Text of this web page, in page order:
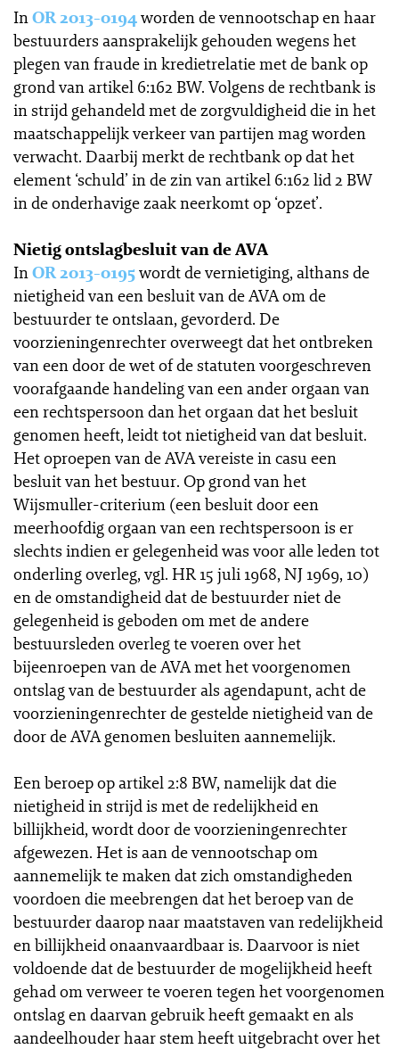
InOR 2013-0194worden de vennootschap en haar
bestuurders aansprakelijk gehouden wegens het
plegen van fraude in kredietrelatie met de bank op
grond van artikel 6:162 BW. Volgens de rechtbank is
in strijd gehandeld met de zorgvuldigheid die in het
maatschappelijk verkeer van partijen mag worden
verwacht. Daarbij merkt de rechtbank op dat het
element ‘schuld’ in de zin van artikel 6:162 lid 2 BW
in de onderhavige zaak neerkomt op ‘opzet’.
Nietig ontslagbesluit van de AVA
InOR 2013-0195wordt de vernietiging, althans de
nietigheid van een besluit van de AVA om de
bestuurder te ontslaan, gevorderd. De
voorzieningenrechter overweegt dat het ontbreken
van een door de wet of de statuten voorgeschreven
voorafgaande handeling van een ander orgaan van
een rechtspersoon dan het orgaan dat het besluit
genomen heeft, leidt tot nietigheid van dat besluit.
Het oproepen van de AVA vereiste in casu een
besluit van het bestuur. Op grond van het
Wijsmuller-criterium (een besluit door een
meerhoofdig orgaan van een rechtspersoon is er
slechts indien er gelegenheid was voor alle leden tot
onderling overleg, vgl. HR 15 juli 1968, NJ 1969, 10)
en de omstandigheid dat de bestuurder niet de
gelegenheid is geboden om met de andere
bestuursleden overleg te voeren over het
bijeenroepen van de AVA met het voorgenomen
ontslag van de bestuurder als agendapunt, acht de
voorzieningenrechter de gestelde nietigheid van de
door de AVA genomen besluiten aannemelijk.
Een beroep op artikel 2:8 BW, namelijk dat die
nietigheid in strijd is met de redelijkheid en
billijkheid, wordt door de voorzieningenrechter
afgewezen. Het is aan de vennootschap om
aannemelijk te maken dat zich omstandigheden
voordoen die meebrengen dat het beroep van de
bestuurder daarop naar maatstaven van redelijkheid
en billijkheid onaanvaardbaar is. Daarvoor is niet
voldoende dat de bestuurder de mogelijkheid heeft
gehad om verweer te voeren tegen het voorgenomen
ontslag en daarvan gebruik heeft gemaakt en als
aandeelhouder haar stem heeft uitgebracht over het